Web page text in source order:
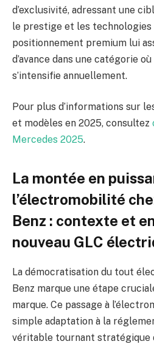
d’exclusivité, adressant une
le prestige et les technologies
positionnement premium lui
d’avance dans une catégorie
s’intensifie annuellement.
Pour plus d’informations sur
et modèles en 2025, consultez
Mercedes 2025.
La montée en
l’électromobilité
Benz : contexte et
nouveau GLC
La démocratisation du tout
Benz marque une étape
marque. Ce passage à
simple adaptation à la
véritable tournant stratégique